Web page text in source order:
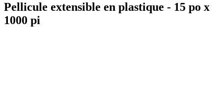
Pellicule extensible en plastique - 15 po x
1000 pi